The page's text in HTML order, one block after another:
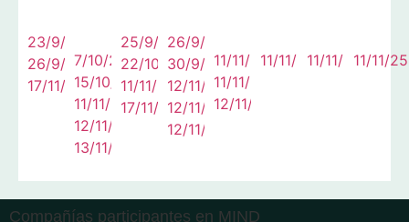
23/9/25
26/9/25
17/11/25
7/10/25
15/10/25
11/11/25
12/11/25
13/11/25
25/9/25
22/10/25
11/11/25
17/11/25
26/9/25
30/9/25
12/11/25
12/11/25
12/11/25
11/11/25
11/11/25
12/11/25
11/11/2511/11/2511/11/25
Compañías participantes en MIND